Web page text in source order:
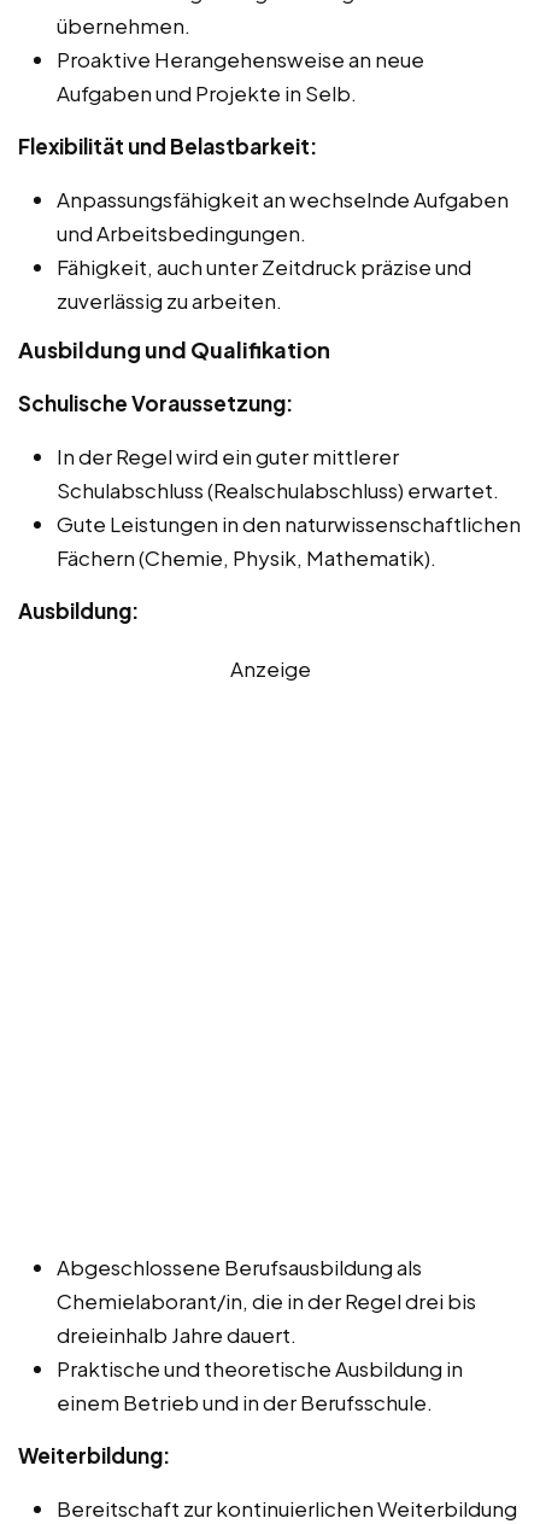
übernehmen.
Proaktive Herangehensweise an neue
Aufgaben und Projekte in Selb.
Flexibilität und Belastbarkeit:
Anpassungsfähigkeit an wechselnde Aufgaben
und Arbeitsbedingungen.
Fähigkeit, auch unter Zeitdruck präzise und
zuverlässig zu arbeiten.
Ausbildung und Qualifikation
Schulische Voraussetzung:
In der Regel wird ein guter mittlerer
Schulabschluss (Realschulabschluss) erwartet.
Gute Leistungen in den naturwissenschaftlichen
Fächern (Chemie, Physik, Mathematik).
Ausbildung:
Anzeige
Abgeschlossene Berufsausbildung als
Chemielaborant/in, die in der Regel drei bis
dreieinhalb Jahre dauert.
Praktische und theoretische Ausbildung in
einem Betrieb und in der Berufsschule.
Weiterbildung:
Bereitschaft zur kontinuierlichen Weiterbildung